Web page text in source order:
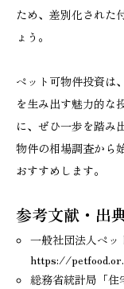
ため、差別化された
ょう。
ペット可物件投資は
を生み出す魅力的な
に、ぜひ一歩を踏み
物件の相場調査から
おすすめします。
参考文献・出
一般社団法人ペ
https://
総務省統計局「